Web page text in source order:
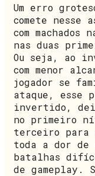
Um erro
comete nesse
com
nas duas
Ou seja, ao
com menor
jogador se
ataque, esse
invertido,
no primeiro
terceiro para
toda a dor de
batalhas
de gameplay.